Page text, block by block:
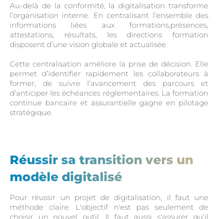
Au-delà de la conformité, la digitalisation transforme
l’organisation interne. En centralisant l’ensemble des
informations liées aux formations,présences,
attestations, résultats, les directions formation
disposent d’une vision globale et actualisée.
Cette centralisation améliore la prise de décision. Elle
permet d’identifier rapidement les collaborateurs à
former, de suivre l’avancement des parcours et
d’anticiper les échéances réglementaires. La formation
continue bancaire et assurantielle gagne en pilotage
stratégique.
Réussir sa transition vers un
modèle digitalisé
Pour réussir un projet de digitalisation, il faut une
méthode claire. L'objectif n'est pas seulement de
choisir un nouvel outil. Il faut aussi s'assurer qu'il